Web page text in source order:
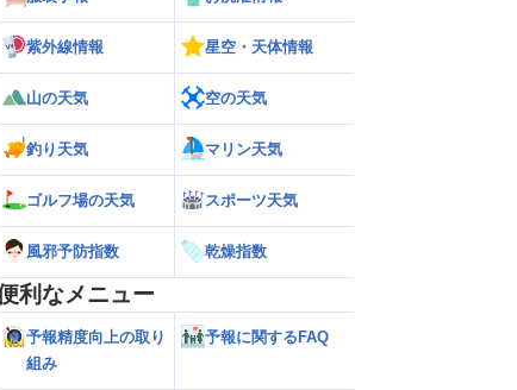
紫外線情報 星空・天体情報
山の天気 空の天気
釣り天気 マリン天気
ゴルフ場の天気 スポーツ天気
風邪予防指数 乾燥指数
利なメニュー
予報精度向上の取り
組み
予報に関するFAQ